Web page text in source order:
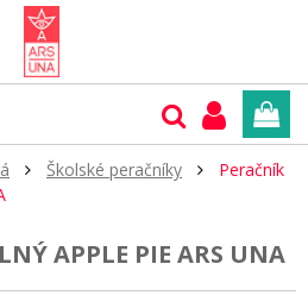
Školské peračníky
Peračník
APPLE PIE ARS UNA